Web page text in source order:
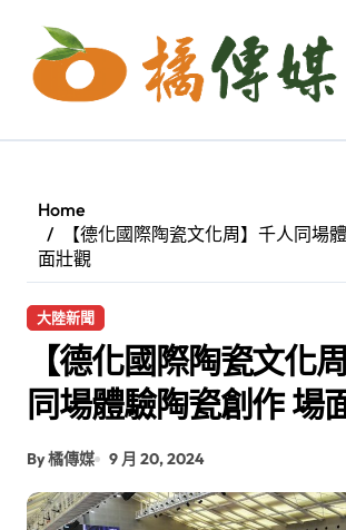
content
Home
【德化國際陶瓷文化周】千人同場
面壯觀
大陸新聞
【德化國際陶瓷文化
同場體驗陶瓷創作 場
By 橘傳媒 9 月 20, 2024